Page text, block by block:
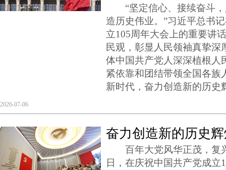
“坚定信心、接续奋斗，
造历史伟业。”习近平总书
立105周年大会上的重要讲
民观，彰显人民领袖真挚深
体中国共产党人深深植根人
紧依靠和团结带领全国各族
新时代，奋力创造新的历史
2026-07-06
奋力创造新的历史
百年大党风华正茂，复
日，在庆祝中国共产党成立